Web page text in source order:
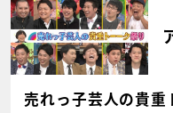
売れっ子芸人の貴